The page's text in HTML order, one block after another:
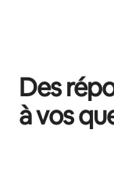
Des
à vos